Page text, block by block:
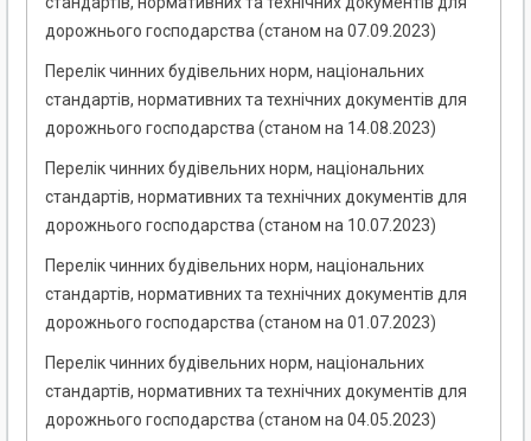
дорожнього господарства (станом на 07.09.2023)
Перелік чинних будівельних норм, національних
стандартів, нормативних та технічних документів для
дорожнього господарства (станом на 14.08.2023)
Перелік чинних будівельних норм, національних
стандартів, нормативних та технічних документів для
дорожнього господарства (станом на 10.07.2023)
Перелік чинних будівельних норм, національних
стандартів, нормативних та технічних документів для
дорожнього господарства (станом на 01.07.2023)
Перелік чинних будівельних норм, національних
стандартів, нормативних та технічних документів для
дорожнього господарства (станом на 04.05.2023)